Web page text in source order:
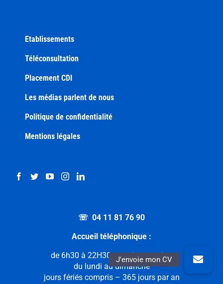
Etablissements
Téléconsultation
Placement CDI
Les médias parlent de nous
Politique de confidentialité
Mentions légales
☏ 04 11 81 76 90
Accueil téléphonique :
de 6h30 à 22H30 sans interruption
du lundi au dimanche
jours fériés compris – 365 jours par an